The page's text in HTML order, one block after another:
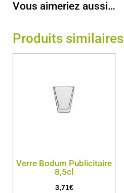
Vous aimeriez aussi…
Produits similaires
Verre Bodum Publicitaire
8,5cl
3,71€